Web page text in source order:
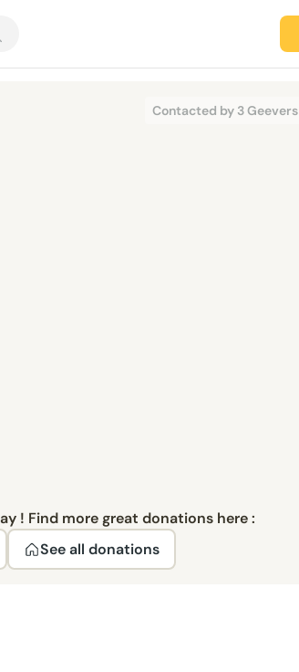
Contacted by 3 Geevers
! Find more great donations here :
See all donations